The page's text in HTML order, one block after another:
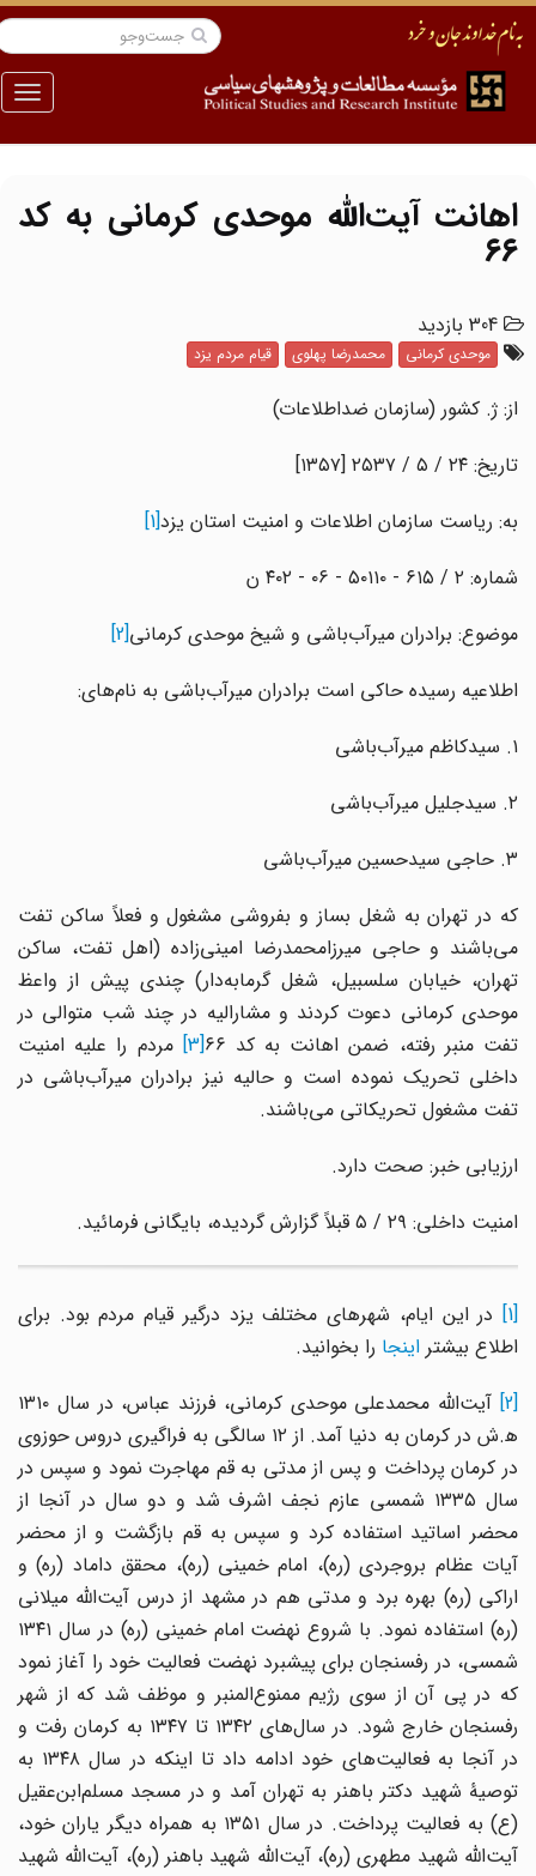
منو
اهانت آیت‌الله موحدی کرمانی به کد
۶۶
304 بازدید
موحدی کرمانی محمدرضا پهلوی قیام مردم یزد
از: ژ. کشور (سازمان ضداطلاعات)
تاریخ: ۲۴ / ۵ / ۲۵۳۷ [۱۳۵۷]
به: ریاست سازمان اطلاعات و امنیت استان یزد[1]
شماره: ۲ / ۶۱۵ - ۵۰۱۱۰ - ۰۶ - ۴۰۲ ن
موضوع: برادران میرآب‌باشی و شیخ موحدی کرمانی[2]
اطلاعیه رسیده حاکی است برادران میرآب‌باشی به نام‌های:
که در تهران به شغل بساز و بفروشی مشغول و فعلاً ساکن تفت
می‌باشند و حاجی میرزامحمدرضا امینی‌زاده (اهل تفت، ساکن
تهران، خیابان سلسبیل، شغل گرمابه‌دار) چندی پیش از واعظ
موحدی کرمانی دعوت کردند و مشارالیه در چند شب متوالی در
تفت منبر رفته، ضمن اهانت به کد ۶۶
[3] مردم را علیه امنیت
داخلی تحریک نموده است و حالیه نیز برادران میرآب‌باشی در
تفت مشغول تحریکاتی می‌باشند.
ارزیابی خبر: صحت دارد.
امنیت داخلی: ۲۹ / ۵ قبلاً گزارش گردیده، بایگانی فرمائید.
در این ایام، شهرهای مختلف یزد درگیر قیام مردم بود. برای
اطلاع بیشتراینجارا بخوانید.
آیت‌الله محمدعلی موحدی کرمانی، فرزند عباس، در سال ۱۳۱۰
ﻫ.ش در کرمان به دنیا آمد. از ۱۲ سالگی به فراگیری دروس حوزوی
در کرمان پرداخت و پس از مدتی به قم مهاجرت نمود و سپس در
سال ۱۳۳۵ شمسی عازم نجف اشرف شد و دو سال در آنجا از
محضر اساتید استفاده کرد و سپس به قم بازگشت و از محضر
آیات عظام بروجردی (ره)، امام خمینی (ره)، محقق داماد (ره) و
اراکی (ره) بهره برد و مدتی هم در مشهد از درس آیت‌الله میلانی
(ره) استفاده نمود. با شروع نهضت امام خمینی (ره) در سال ۱۳۴۱
شمسی، در رفسنجان برای پیشبرد نهضت فعالیت خود را آغاز نمود
که در پی آن از سوی رژیم ممنوع‌المنبر و موظف شد که از شهر
رفسنجان خارج شود. در سال‌های ۱۳۴۲ تا ۱۳۴۷ به کرمان رفت و
در آنجا به فعالیت‌های خود ادامه داد تا اینکه در سال ۱۳۴۸ به
توصیۀ شهید دکتر باهنر به تهران آمد و در مسجد مسلم‌ابن‌عقیل
(ع) به فعالیت پرداخت. در سال ۱۳۵۱ به همراه دیگر یاران خود،
آیت‌الله شهید مطهری (ره)، آیت‌الله شهید باهنر (ره)، آیت‌الله شهید